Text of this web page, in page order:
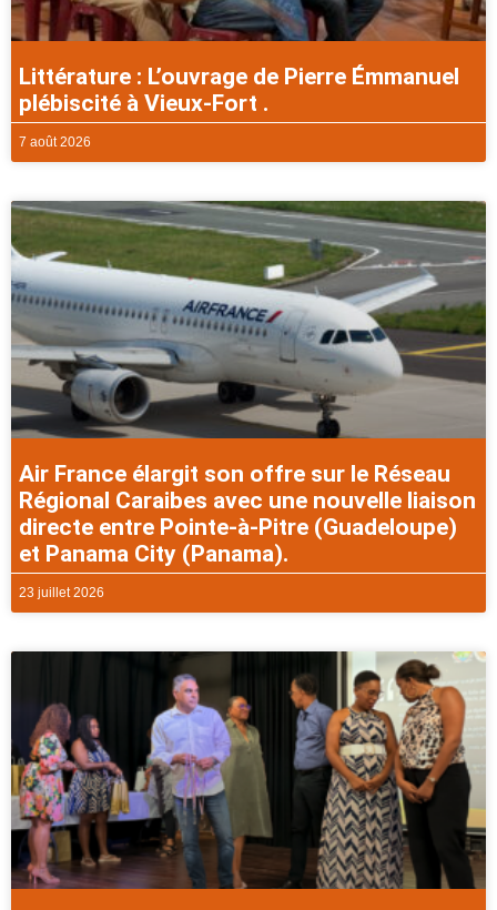
Littérature : L’ouvrage de Pierre Émmanuel
plébiscité à Vieux-Fort .
7 août 2026
Air France élargit son offre sur le Réseau
Régional Caraibes avec une nouvelle liaison
directe entre Pointe-à-Pitre (Guadeloupe)
et Panama City (Panama).
23 juillet 2026